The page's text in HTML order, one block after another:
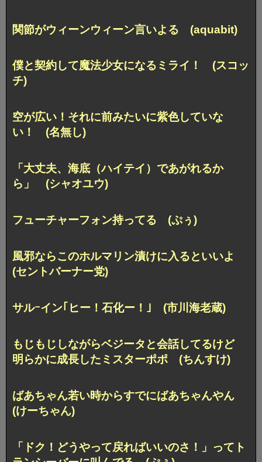
関節がウィーンウィーン言いよる (aquabit)
僕と契約して魔法少女になるミライ！ (スコッ
チ)
空が広い！ それに前みたいに紫色していな
い！ (名無し)
「大丈夫、海底（ハイテイ）であがれるか
ら」 (シャオユウ)
フューチャーフォン持ってる (ぷぅ)
風邪ならこのホルマリン漬けに入るといいよ
(セントバーナー党)
サルｰイン｢ヒー！石化ー！｣ (市川海老蔵)
もじもじしながらベジータと会話してるけど
明らかに成長したミスターポポ (ちんすけ)
ばあちゃん若い時からすでにばあちゃんやん
(けーちゃん)
「ドク！どうやって戻ればいいのさ！」 ってト